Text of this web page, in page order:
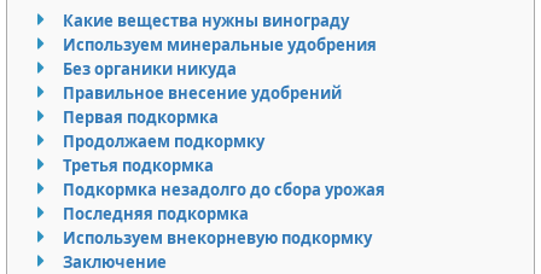
Идеи бизнеса
Для руководителя
Промышленность
Международный бизнес
Продажи
Контакты
Сотрудничество
Размещение рекламы
Для правообладателей
Условия предоставления информации
Какие вещества нужны винограду
Используем минеральные удобрения
Без органики никуда
Правильное внесение удобрений
Первая подкормка
Продолжаем подкормку
Третья подкормка
Подкормка незадолго до сбора урожая
Последняя подкормка
Используем внекорневую подкормку
Заключение